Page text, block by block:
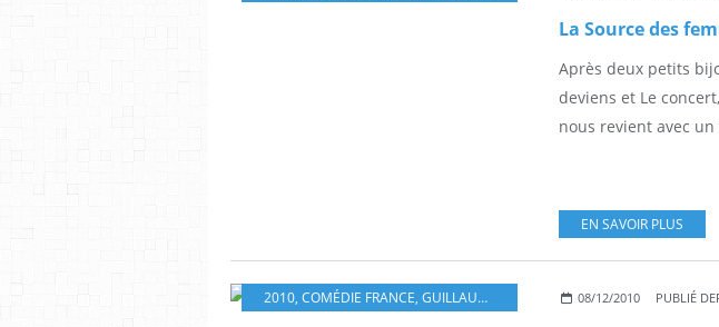
La Source des
Après deux petits
deviens et Le
nous revient avec
EN SAVOIR PLUS
2010, COMÉDIE FRANCE, GUILLAUME NICLOUX ,2.5*,JEAN-PIERRE
08/12/2010 PUBLIÉ